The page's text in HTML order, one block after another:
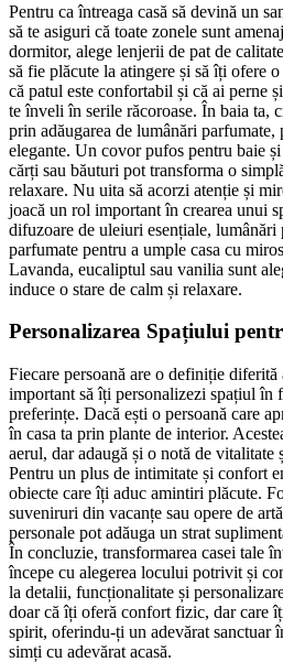
Pentru ca întreaga casă să devină un
să te asiguri că toate zonele sunt
dormitor, alege lenjerii de pat de
să fie plăcute la atingere și să îți ofere
că patul este confortabil și că ai perne
te înveli în serile răcoroase. În baia ta,
prin adăugarea de lumânări parfumate,
elegante. Un covor pufos pentru baie
cărți sau băuturi pot transforma o
relaxare. Nu uita să acorzi atenție și
joacă un rol important în crearea unui
difuzoare de uleiuri esențiale, lumânări
parfumate pentru a umple casa cu
Lavanda, eucaliptul sau vanilia sunt
induce o stare de calm și relaxare.
Personalizarea Spațiului
Fiecare persoană are o definiție diferită
important să îți personalizezi spațiul în
preferințe. Dacă ești o persoană care
în casa ta prin plante de interior.
aerul, dar adaugă și o notă de vitalitate
Pentru un plus de intimitate și confort
obiecte care îți aduc amintiri plăcute.
suveniruri din vacanțe sau opere de
personale pot adăuga un strat
În concluzie, transformarea casei tale
începe cu alegerea locului potrivit și
la detalii, funcționalitate și
doar că îți oferă confort fizic, dar care
spirit, oferindu-ți un adevărat sanctuar
simți cu adevărat acasă.